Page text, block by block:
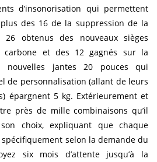
d’insonorisation qui permettent
plus des 16 de la suppression de la
obtenus des nouveaux sièges
et des 12 gagnés sur la
nouvelles jantes 20 pouces qui
de personnalisation (allant de leurs
épargnent 5 kg. Extérieurement et
près de mille combinaisons qu’il
choix, expliquant que chaque
selon la demande du
six mois d’attente jusqu’à la